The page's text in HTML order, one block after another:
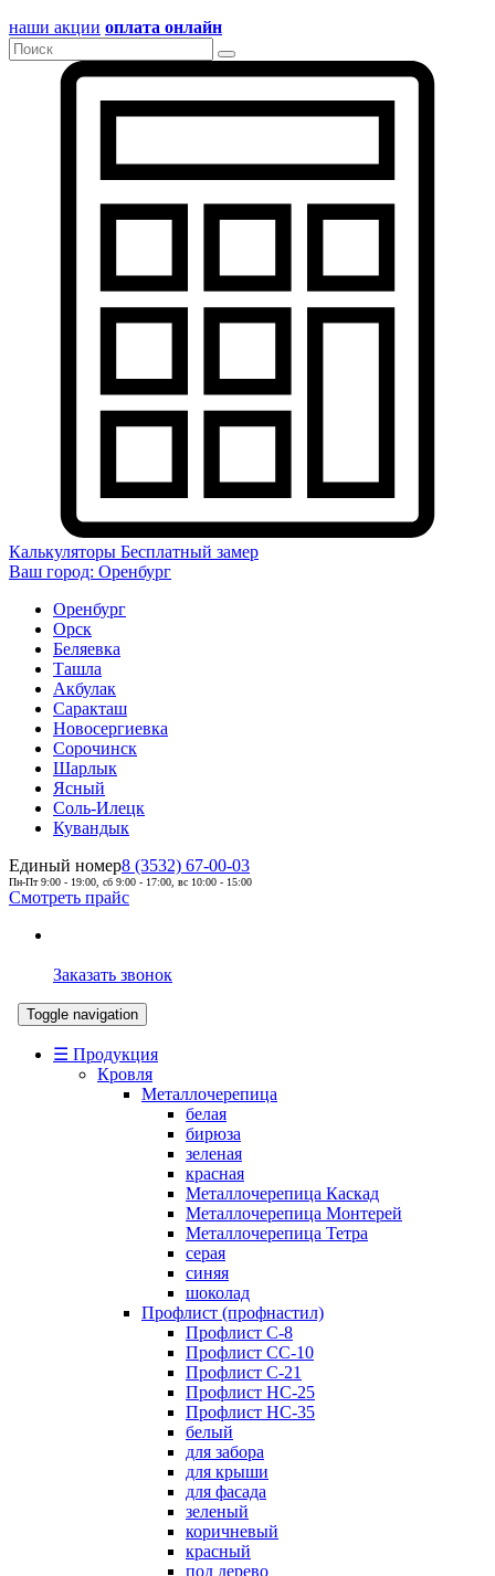
наши акции оплата онлайн
Калькуляторы Бесплатный замер
Ваш город: Оренбург
Оренбург
Орск
Беляевка
Ташла
Акбулак
Саракташ
Новосергиевка
Сорочинск
Шарлык
Ясный
Соль-Илецк
Кувандык
Единый номер8 (3532) 67-00-03
Пн-Пт 9:00 - 19:00, сб 9:00 - 17:00, вс 10:00 - 15:00
Смотреть прайс
Заказать звонок
Toggle navigation
☰ Продукция
Кровля
Металлочерепица
белая
бирюза
зеленая
красная
Металлочерепица Каскад
Металлочерепица Монтерей
Металлочерепица Тетра
серая
синяя
шоколад
Профлист (профнастил)
Профлист С-8
Профлист СС-10
Профлист C-21
Профлист НС-25
Профлист НС-35
белый
для забора
для крыши
для фасада
зеленый
коричневый
красный
под дерево